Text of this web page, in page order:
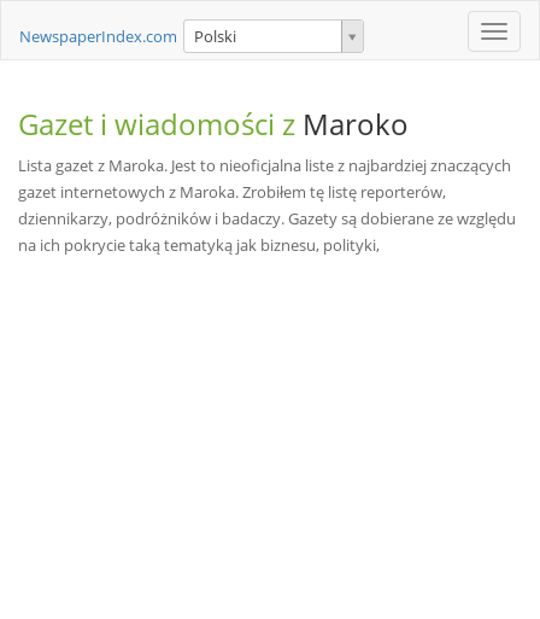
Toggle
NewspaperIndex.com Polski
Gazet i wiadomości z Maroko
Lista gazet z Maroka. Jest to nieoficjalna liste z najbardziej znaczących
gazet internetowych z Maroka. Zrobiłem tę listę reporterów,
dziennikarzy, podróżników i badaczy. Gazety są dobierane ze względu
na ich pokrycie taką tematyką jak biznesu, polityki,